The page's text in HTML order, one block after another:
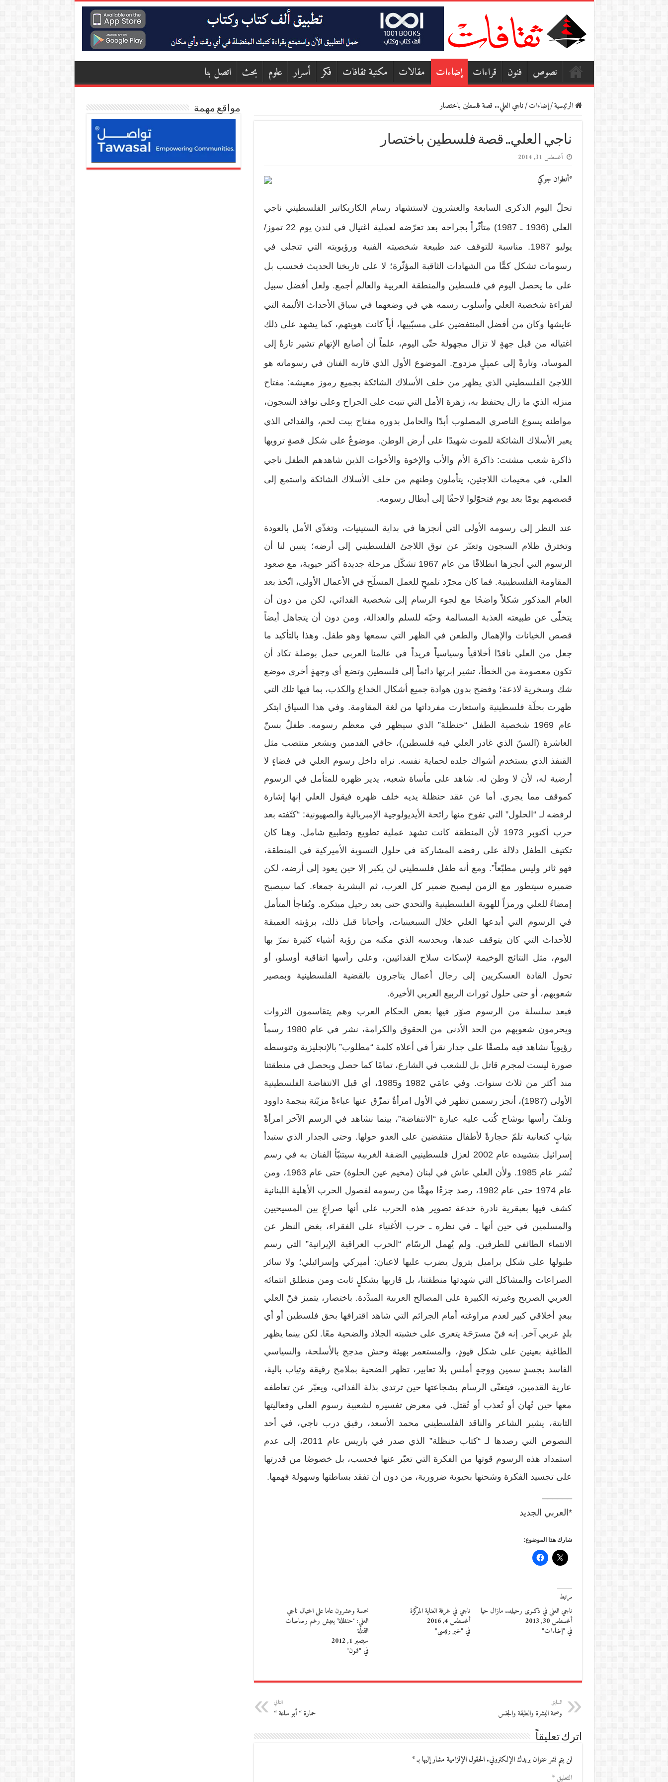
نصوص فنون قراءات إضاءات مقالات مكتبة ثقافات فكر أسرار علوم بحث اتصل بنا
الرئيسية/إضاءات/ناجي العلي.. قصة فلسطين باختصار
ناجي العلي.. قصة فلسطين باختصار
أغسطس 31, 2014
*أنطوان جوكي
تحلّ اليوم الذكرى السابعة والعشرون لاستشهاد رسام الكاريكاتير الفلسطيني ناجي
العلي (1936 ـ 1987) متأثّراً بجراحه بعد تعرّضه لعملية اغتيال في لندن يوم 22 تموز/
يوليو 1987. مناسبة للتوقف عند طبيعة شخصيته الفنية ورؤيويته التي تتجلى في
رسومات تشكل كمًّا من الشهادات الثاقبة المؤثّرة؛ لا على تاريخنا الحديث فحسب بل
على ما يحصل اليوم في فلسطين والمنطقة العربية والعالم أجمع. ولعل أفضل سبيل
لقراءة شخصية العلي وأسلوب رسمه هي في وضعهما في سياق الأحداث الأليمة التي
عايشها وكان من أفضل المنتفضين على مسبّبيها، أياً كانت هويتهم، كما يشهد على ذلك
اغتياله من قبل جهةٍ لا تزال مجهولة حتّى اليوم، علماً أن أصابع الإتهام تشير تارةً إلى
الموساد، وتارةً إلى عميلٍ مزدوج. الموضوع الأول الذي قاربه الفنان في رسوماته هو
اللاجئ الفلسطيني الذي يظهر من خلف الأسلاك الشائكة بجميع رموز معيشه: مفتاح
منزله الذي ما زال يحتفظ به، زهرة الأمل التي تنبت على الجراح وعلى نوافذ السجون،
مواطنه يسوع الناصري المصلوب أبدًا والحامل بدوره مفتاح بيت لحم، والفدائي الذي
يعبر الأسلاك الشائكة للموت شهيدًا على أرض الوطن. موضوعٌ على شكل قصةٍ ترويها
ذاكرة شعب مشتت: ذاكرة الأم والأب والإخوة والأخوات الذين شاهدهم الطفل ناجي
العلي، في مخيمات اللاجئين، يتأملون وطنهم من خلف الأسلاك الشائكة واستمع إلى
قصصهم يومًا بعد يوم فتحوّلوا لاحقًا إلى أبطال رسومه.
عند النظر إلى رسومه الأولى التي أنجزها في بداية الستينيات، وتغذّي الأمل بالعودة
وتخترق ظلام السجون وتعبّر عن توق اللاجئ الفلسطيني إلى أرضه؛ يتبين لنا أن
الرسوم التي أنجزها انطلاقًا من عام 1967 تشكّل مرحلة جديدة أكثر حيوية، مع صعود
المقاومة الفلسطينية. فما كان مجرّد تلميحٍ للعمل المسلّح في الأعمال الأولى، اتّخذ بعد
العام المذكور شكلاً واضحًا مع لجوء الرسام إلى شخصية الفدائي، لكن من دون أن
يتخلّى عن طبيعته العذبة المسالمة وحبّه للسلم والعدالة، ومن دون أن يتجاهل أيضاً
قصص الخيانات والإهمال والطعن في الظهر التي سمعها وهو طفل. وهذا بالتأكيد ما
جعل من العلي ناقدًا أخلاقياً وسياسياً فريداً في عالمنا العربي حمل بوصلة تكاد أن
تكون معصومة من الخطأ، تشير إبرتها دائماً إلى فلسطين وتضع أي وجهةٍ أخرى موضع
شك وسخرية لاذعة؛ وفضح بدون هوادة جميع أشكال الخداع والكذب، بما فيها تلك التي
ظهرت بحلّة فلسطينية واستعارت مفرداتها من لغة المقاومة. وفي هذا السياق ابتكر
عام 1969 شخصية الطفل “حنظلة” الذي سيظهر في معظم رسومه. طفلٌ بسنّ
العاشرة (السنّ الذي غادر العلي فيه فلسطين)، حافي القدمين وبشعر منتصب مثل
القنفذ الذي يستخدم أشواك جلده لحماية نفسه. نراه داخل رسوم العلي في فضاءٍ لا
أرضية له، لأن لا وطن له. شاهد على مأساة شعبه، يدير ظهره للمتأمل في الرسوم
كموقف مما يجري. أما عن عقد حنظلة يديه خلف ظهره فيقول العلي إنها إشارة
لرفضه لـ “الحلول” التي تفوح منها رائحة الأيديولوجية الإمبريالية والصهيونية: “كتّفته بعد
حرب أكتوبر 1973 لأن المنطقة كانت تشهد عملية تطويع وتطبيع شامل. وهنا كان
تكتيف الطفل دلالة على رفضه المشاركة في حلول التسوية الأميركية في المنطقة،
فهو ثائر وليس مطبّعاً”. ومع أنه طفل فلسطيني لن يكبر إلا حين يعود إلى أرضه، لكن
ضميره سيتطور مع الزمن ليصبح ضمير كل العرب، ثم البشرية جمعاء. كما سيصبح
إمضاءً للعلي ورمزاً للهوية الفلسطينية والتحدي حتى بعد رحيل مبتكره. ويُفاجأ المتأمل
في الرسوم التي أبدعها العلي خلال السبعينيات، وأحيانا قبل ذلك، برؤيته العميقة
للأحداث التي كان يتوقف عندها، وبحدسه الذي مكنه من رؤية أشياء كثيرة نمرّ بها
اليوم، مثل النتائج الوخيمة لإسكات سلاح الفدائيين، وعلى رأسها اتفاقية أوسلو، أو
تحول القادة العسكريين إلى رجال أعمال يتاجرون بالقضية الفلسطينية وبمصير
شعوبهم، أو حتى حلول ثورات الربيع العربي الأخيرة.
فبعد سلسلة من الرسوم صوّر فيها بعض الحكام العرب وهم يتقاسمون الثروات
ويحرمون شعوبهم من الحد الأدنى من الحقوق والكرامة، نشر في عام 1980 رسماً
رؤيوياً نشاهد فيه ملصقًا على جدار نقرأ في أعلاه كلمة “مطلوب” بالإنجليزية وتتوسطه
صورة ليست لمجرم قاتل بل للشعب في الشارع، تمامًا كما حصل ويحصل في منطقتنا
منذ أكثر من ثلاث سنوات. وفي عامَي 1982 و1985، أي قبل الانتفاضة الفلسطينية
الأولى (1987)، أنجز رسمين تظهر في الأول امرأةٌ تمزّق عنها عباءةً مزيّنة بنجمة داوود
وتلفّ رأسها بوشاح كُتب عليه عبارة “الانتفاضة”، بينما نشاهد في الرسم الآخر امرأةً
بثيابٍ كنعانية تلمّ حجارةً لأطفال منتفضين على العدو حولها. وحتى الجدار الذي ستبدأ
إسرائيل بتشييده عام 2002 لعزل فلسطينيي الضفة الغربية سيتنبّأ الفنان به في رسم
نٌشر عام 1985. ولأن العلي عاش في لبنان (مخيم عين الحلوة) حتى عام 1963، ومن
عام 1974 حتى عام 1982، رصد جزءًا مهمًّا من رسومه لفصول الحرب الأهلية اللبنانية
كشف فيها بعبقرية نادرة خدعة تصوير هذه الحرب على أنها صراعٍ بين المسيحيين
والمسلمين في حين أنها ـ في نظره ـ حرب الأغنياء على الفقراء، بغض النظر عن
الانتماء الطائفي للطرفين. ولم يُهمل الرسّام “الحرب العراقية الإيرانية” التي رسم
طبولها على شكل براميل بترول يضرب عليها لاعبان: أميركي وإسرائيلي؛ ولا سائر
الصراعات والمشاكل التي شهدتها منطقتنا، بل قاربها بشكلٍ ثابت ومن منطلق انتمائه
العربي الصريح وغيرته الكبيرة على المصالح العربية المبدَّدة. باختصار، يتميز فنّ العلي
ببعدٍ أخلاقي كبير لعدم مراوغته أمام الجرائم التي شاهد اقترافها بحق فلسطين أو أي
بلدٍ عربي آخر. إنه فنّ مسرَحَة يتعرى على خشبته الجلاد والضحية معًا. لكن بينما يظهر
الطاغية بعينين على شكل قيودٍ، والمستعمر بهيئة وحش مدجج بالأسلحة، والسياسي
الفاسد بجسدٍ سمين ووجهٍ أملس بلا تعابير، تظهر الضحية بملامح رقيقة وثياب بالية،
عارية القدمين، فيتغنّى الرسام بشجاعتها حين ترتدي بذلة الفدائي، ويعبّر عن تعاطفه
معها حين تُهان أو تُعذب أو تُقتل. في معرض تفسيره لشعبية رسوم العلي وفعاليتها
الثابتة، يشير الشاعر والناقد الفلسطيني محمد الأسعد، رفيق درب ناجي، في أحد
النصوص التي رصدها لـ “كتاب حنظلة” الذي صدر في باريس عام 2011، إلى عدم
استمداد هذه الرسوم قوتها من الفكرة التي تعبّر عنها فحسب، بل خصوصًا من قدرتها
على تجسيد الفكرة وشحنها بحيوية ضرورية، من دون أن تفقد بساطتها وسهولة فهمها.
*العربي الجديد
شارك هذا الموضوع:
مرتبط
ناجي العلي في ذكـرى رحيله.. مازال حيا
أغسطس 30, 2013
في "إضاءات"
ناجي في غرفة العناية المركّزة
أغسطس 4, 2016
في "خبر رئيسي"
خمسة وعشرون عاما على اغتيال ناجي
العلي: ‘حنظلة’ يعيش رغم رصاصات
القتلة
سبتمبر 1, 2012
في "فنون"
السابق
وصمة البشرة والطبقة والجنس
التالي
حمارة “ أبو ساعة “
اترك تعليقاً
لن يتم نشر عنوان بريدك الإلكتروني. الحقول الإلزامية مشار إليها بـ*
التعليق*
مواقع مهمة